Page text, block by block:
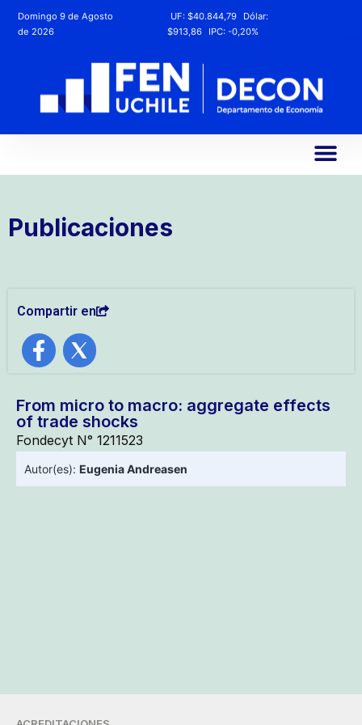
Domingo 9 de Agosto
de 2026
UF:$40.844,79
Dólar:
$913,86
IPC:-0,20%
Publicaciones
Compartir en
From micro to macro: aggregate effects
of trade shocks
Fondecyt N° 1211523
Autor(es): Eugenia Andreasen